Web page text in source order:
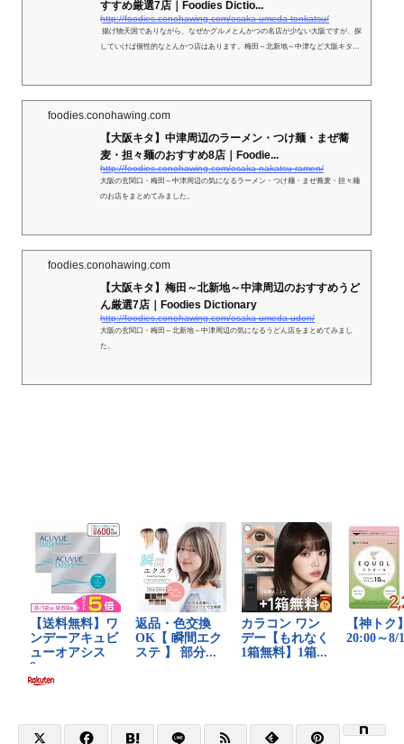
すすめ厳選7店｜Foodies Dictio...
http://foodies.conohawing.com/osaka-umeda-tonkatsu/
揚げ物天国でありながら、なぜかグルメとんかつの名店が少ない大阪ですが、探
していけば個性的なとんかつ店はあります。梅田～北新地～中津など大阪キタ周
foodies.conohawing.com
【大阪キタ】中津周辺のラーメン・つけ麺・まぜ蕎
麦・担々麺のおすすめ8店｜Foodie...
http://foodies.conohawing.com/osaka-nakatsu-ramen/
大阪の玄関口・梅田～中津周辺の気になるラーメン・つけ麺・まぜ蕎麦・担々麺
のお店をまとめてみました。
foodies.conohawing.com
【大阪キタ】梅田～北新地～中津周辺のおすすめうど
ん厳選7店｜Foodies Dictionary
http://foodies.conohawing.com/osaka-umeda-udon/
大阪の玄関口・梅田～北新地～中津周辺の気になるうどん店をまとめてみまし
た。